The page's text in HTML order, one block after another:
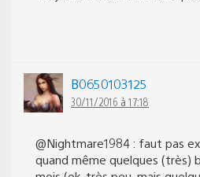
B0650103125
30/11/2016 à 17:18
@Nightmare1984 : faut pas
quand même quelques (très)